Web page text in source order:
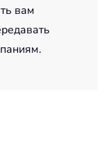
вам